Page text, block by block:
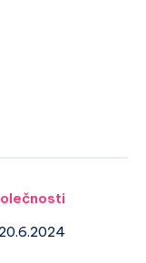
20.6.2024